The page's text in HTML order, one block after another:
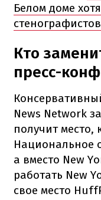
Белом доме
Кто
пресс-
News Network
получит место,
Национальное
а вместо New
работать New
свое место